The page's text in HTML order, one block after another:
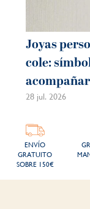
Joyas
cole:
28 jul. 2026
ENVÍO
GRATUITO
SOBRE 150€